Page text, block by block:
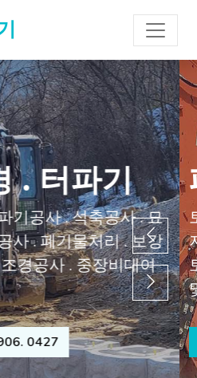
. 철거 . 석축
터파기공사 . 석축공사 . 묘
거공사 . 폐기물처리 . 보강
. 조경공사 . 중장비대여
8906. 0427